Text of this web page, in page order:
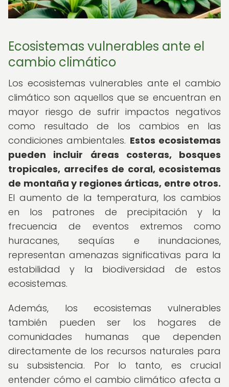
Ecosistemas vulnerables ante el
cambio climático
Los ecosistemas vulnerables ante el cambio
climático son aquellos que se encuentran en
mayor riesgo de sufrir impactos negativos
como resultado de los cambios en las
condiciones ambientales. Estos ecosistemas
pueden incluir áreas costeras, bosques
tropicales, arrecifes de coral, ecosistemas
de montaña y regiones árticas, entre otros.
El aumento de la temperatura, los cambios
en los patrones de precipitación y la
frecuencia de eventos extremos como
huracanes, sequías e inundaciones,
representan amenazas significativas para la
estabilidad y la biodiversidad de estos
ecosistemas.
Además, los ecosistemas vulnerables
también pueden ser los hogares de
comunidades humanas que dependen
directamente de los recursos naturales para
su subsistencia. Por lo tanto, es crucial
entender cómo el cambio climático afecta a